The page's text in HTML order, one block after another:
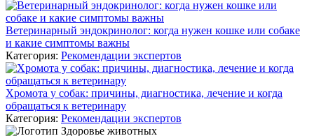
Ветеринарный эндокринолог: когда нужен кошке или собаке
и какие симптомы важны
Категория: Рекомендации экспертов
Хромота у собак: причины, диагностика, лечение и когда
обращаться к ветеринару
Категория: Рекомендации экспертов